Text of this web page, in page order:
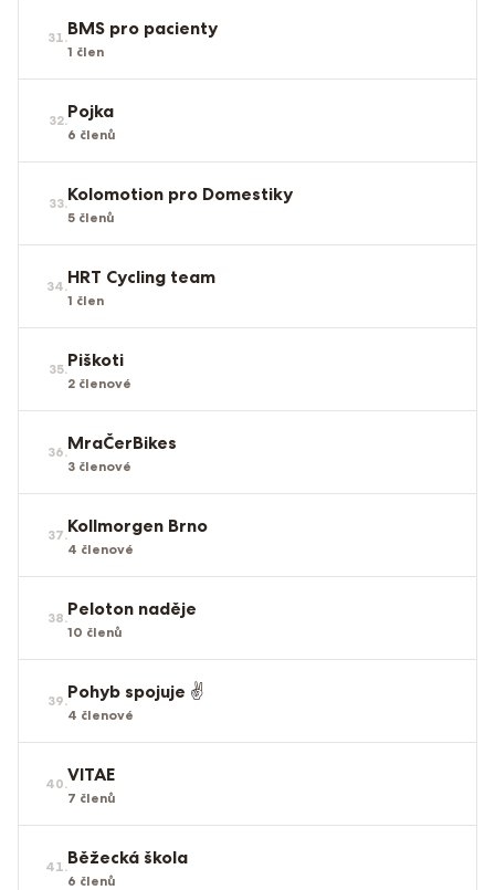
31.BMS pro pacienty
1 člen
32.Pojka
6 členů
33.Kolomotion pro Domestiky
5 členů
34.HRT Cycling team
1 člen
35.Piškoti
2 členové
36.MraČerBikes
3 členové
37.Kollmorgen Brno
4 členové
38.Peloton naděje
10 členů
39.Pohyb spojuje ✌️
4 členové
40.VITAE
7 členů
41.Běžecká škola
6 členů